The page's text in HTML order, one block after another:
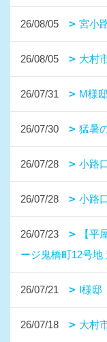
26/08/05 宮小
26/08/05 大村
26/07/31 M様
26/07/30 猛暑
26/07/28 小路
26/07/28 小路
26/07/23
【平
ージ鬼橋町12号地
26/07/21 I様
26/07/18 大村